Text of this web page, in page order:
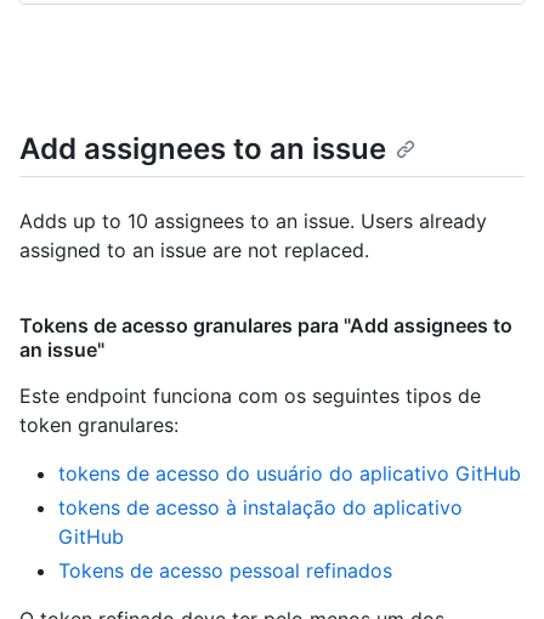
Add assignees to an issue
Adds up to 10 assignees to an issue. Users already
assigned to an issue are not replaced.
Tokens de acesso granulares para "Add assignees to
an issue"
Este endpoint funciona com os seguintes tipos de
token granulares:
tokens de acesso do usuário do aplicativo GitHub
tokens de acesso à instalação do aplicativo
GitHub
Tokens de acesso pessoal refinados